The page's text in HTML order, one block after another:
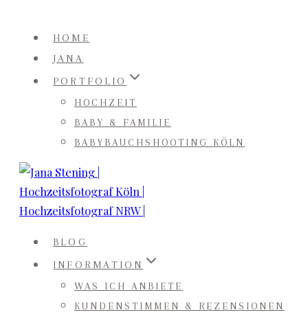
Inhalt
springen
HOME
JANA
PORTFOLIO
HOCHZEIT
BABY & FAMILIE
BABYBAUCHSHOOTING KÖLN
BLOG
INFORMATION
WAS ICH ANBIETE
KUNDENSTIMMEN & REZENSIONEN